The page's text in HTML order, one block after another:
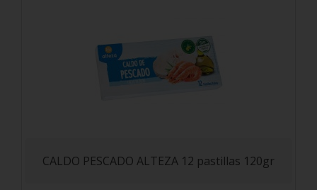
CALDO PESCADO ALTEZA 12 pastillas 120gr